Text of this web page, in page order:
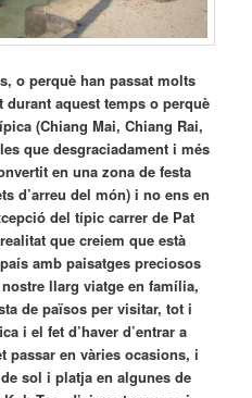
o perquè han passat molts
durant aquest temps o perquè
(Chiang Mai, Chiang Rai,
que desgraciadament i més
en una zona de festa
d’arreu del món) i no ens en
del típic carrer de Pat
que creiem que està
amb paisatges preciosos
llarg viatge en família,
de països per visitar, tot i
i el fet d’haver d’entrar a
passar en vàries ocasions, i
sol i platja en algunes de